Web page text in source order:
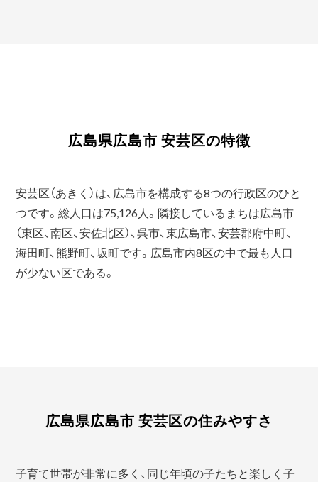
広島県広島市 安芸区の特徴
安芸区（あきく）は、広島市を構成する8つの行政区のひと
つです。総人口は75,126人。隣接しているまちは広島市
（東区、南区、安佐北区）、呉市、東広島市、安芸郡府中町、
海田町、熊野町、坂町です。広島市内8区の中で最も人口
が少ない区である。
広島県広島市 安芸区の住みやすさ
子育て世帯が非常に多く、同じ年頃の子たちと楽しく子